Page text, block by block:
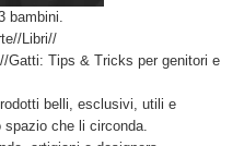
bambini.
Libri//
Gatti: Tips & Tricks per genitori e
belli, esclusivi, utili e
che li circonda.